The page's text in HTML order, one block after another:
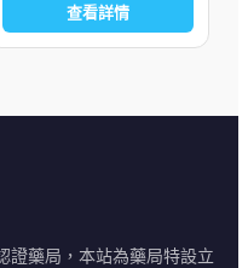
炎，前列腺增生，陰
查看詳情
證藥局，本站為藥局特設立